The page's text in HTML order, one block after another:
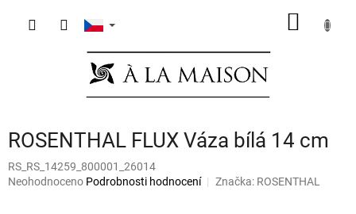
ROSENTHAL FLUX Váza bílá 14 cm
RS_RS_14259_800001_26014
Průměrné
Neohodnoceno Podrobnosti hodnocení Značka: ROSENTHAL